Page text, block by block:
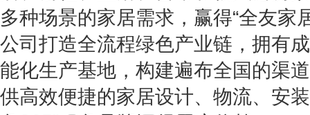
多种场景的家居需求，赢得“全友家
公司打造全流程绿色产业链，拥有
能化生产基地，构建遍布全国的渠
供高效便捷的家居设计、物流、安